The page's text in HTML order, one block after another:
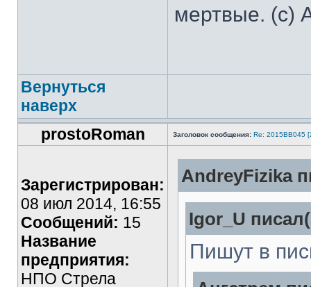
мертвые. (с)
Вернуться
наверх
prostoRoman
Заголовок сообщения: Re: 2015ВВ045
Зарегистрирован:
08 июл 2014, 16:55
Сообщений: 15
Название
предприятия:
НПО Стрела
AndreyFizika
Igor_U
Пишут в